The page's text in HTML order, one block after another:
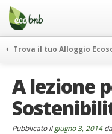
Menu
Salta
contenuto
Offerte Speciali
Regali
FAQ
Chi Siamo
Trova il tuo Alloggio
itinerari
curiosità
vivere e viaggiare verde
A lezione
Pubblicato ilgiugno 3, 2014da